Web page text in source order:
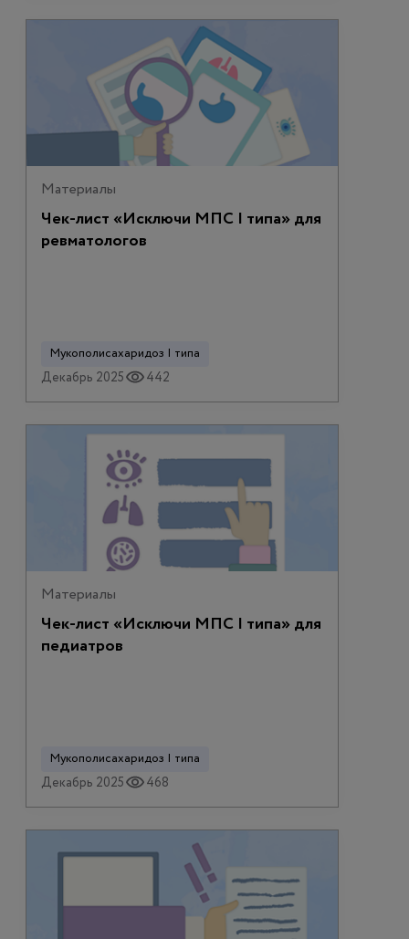
Материалы
Чек-лист «Исключи МПС I типа» для
ревматологов
Мукополисахаридоз I типа
Декабрь 2025 442
Материалы
Чек-лист «Исключи МПС I типа» для
педиатров
Мукополисахаридоз I типа
Декабрь 2025 468